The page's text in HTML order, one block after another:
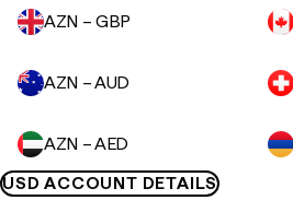
AZN – GBP
AZN – AUD
AZN – AED
USD ACCOUNT DETAILS